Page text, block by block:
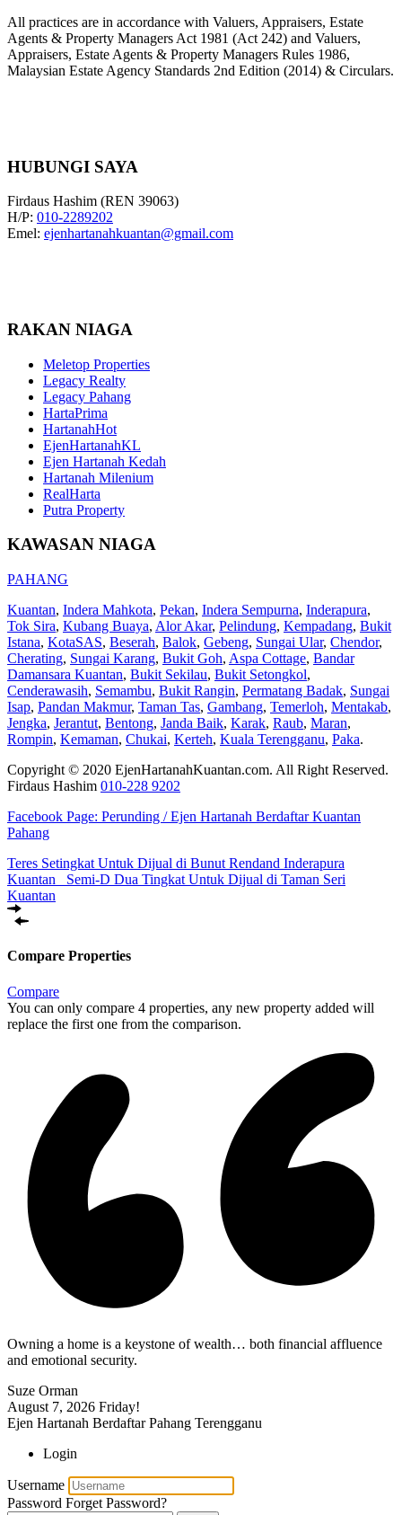
All practices are in accordance with Valuers, Appraisers, Estate
Agents & Property Managers Act 1981 (Act 242) and Valuers,
Appraisers, Estate Agents & Property Managers Rules 1986,
Malaysian Estate Agency Standards 2nd Edition (2014) & Circulars.
HUBUNGI SAYA
Firdaus Hashim (REN 39063)
H/P: 010-2289202
Emel: ejenhartanahkuantan@gmail.com
RAKAN NIAGA
Meletop Properties
Legacy Realty
Legacy Pahang
HartaPrima
HartanahHot
EjenHartanahKL
Ejen Hartanah Kedah
Hartanah Milenium
RealHarta
Putra Property
KAWASAN NIAGA
PAHANG
Kuantan, Indera Mahkota, Pekan, Indera Sempurna, Inderapura,
Tok Sira, Kubang Buaya, Alor Akar, Pelindung, Kempadang, Bukit
Istana, KotaSAS, Beserah, Balok, Gebeng, Sungai Ular, Chendor,
Cherating, Sungai Karang, Bukit Goh, Aspa Cottage, Bandar
Damansara Kuantan, Bukit Sekilau, Bukit Setongkol,
Cenderawasih, Semambu, Bukit Rangin, Permatang Badak, Sungai
Isap, Pandan Makmur, Taman Tas, Gambang, Temerloh, Mentakab,
Jengka, Jerantut, Bentong, Janda Baik, Karak, Raub, Maran,
Rompin, Kemaman, Chukai, Kerteh, Kuala Terengganu, Paka.
Copyright © 2020 EjenHartanahKuantan.com. All Right Reserved.
Firdaus Hashim 010-228 9202
Facebook Page: Perunding / Ejen Hartanah Berdaftar Kuantan
Pahang
Teres Setingkat Untuk Dijual di Bunut Rendand Inderapura
Kuantan
Semi-D Dua Tingkat Untuk Dijual di Taman Seri
Kuantan
Compare Properties
Compare
You can only compare 4 properties, any new property added will
replace the first one from the comparison.
Owning a home is a keystone of wealth… both financial affluence
and emotional security.
Suze Orman
August 7, 2026 Friday!
Ejen Hartanah Berdaftar Pahang Terengganu
Login
Username
Password Forget Password?